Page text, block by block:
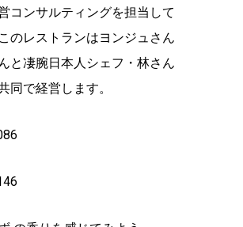
コンサルティングを担当して
のレストランはヨンジュさん
と凄腕日本人シェフ・林さん
同で経営します。